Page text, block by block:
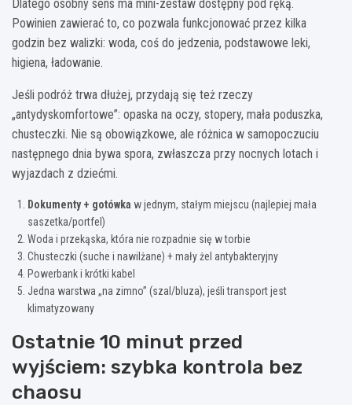
Dlatego osobny sens ma mini-zestaw dostępny pod ręką.
Powinien zawierać to, co pozwala funkcjonować przez kilka
godzin bez walizki: woda, coś do jedzenia, podstawowe leki,
higiena, ładowanie.
Jeśli podróż trwa dłużej, przydają się też rzeczy
„antydyskomfortowe”: opaska na oczy, stopery, mała poduszka,
chusteczki. Nie są obowiązkowe, ale różnica w samopoczuciu
następnego dnia bywa spora, zwłaszcza przy nocnych lotach i
wyjazdach z dziećmi.
Dokumenty + gotówka w jednym, stałym miejscu (najlepiej mała
saszetka/portfel)
Woda i przekąska, która nie rozpadnie się w torbie
Chusteczki (suche i nawilżane) + mały żel antybakteryjny
Powerbank i krótki kabel
Jedna warstwa „na zimno” (szal/bluza), jeśli transport jest
klimatyzowany
Ostatnie 10 minut przed
wyjściem: szybka kontrola bez
chaosu